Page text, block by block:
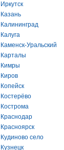
Иркутск
Казань
Калининград
Калуга
Каменск-Уральский
Карталы
Кимры
Киров
Копейск
Костерёво
Кострома
Краснодар
Красноярск
Кудиново село
Кузнецк